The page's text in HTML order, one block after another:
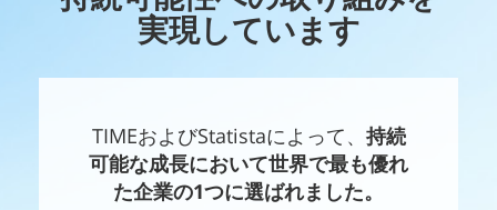
実現しています
TIMEおよびStatistaによって、 持続
可能な成長において世界で最も優れ
た企業の1つに選ばれました。